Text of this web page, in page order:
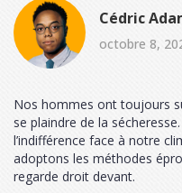
Cédric
octobre 8,
Nos hommes ont toujours
se plaindre de la
l’indifférence face à notre
adoptons les méthodes
regarde droit devant.